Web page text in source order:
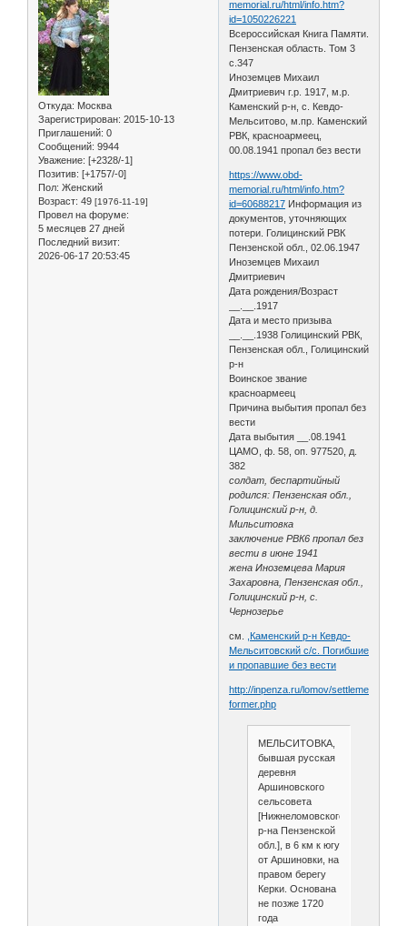
Откуда: Москва
Зарегистрирован: 2015-10-13
Приглашений: 0
Сообщений: 9944
Уважение: [+2328/-1]
Позитив: [+1757/-0]
Пол: Женский
Возраст: 49 [1976-11-19]
Провел на форуме:
5 месяцев 27 дней
Последний визит:
2026-06-17 20:53:45
memorial.ru/html/info.htm?
id=1050226221
Всероссийская Книга Памяти.
Пензенская область. Том 3
с.347
Иноземцев Михаил
Дмитриевич г.р. 1917, м.р.
Каменский р-н, с. Кевдо-
Мельситово, м.пр. Каменский
РВК, красноармеец,
00.08.1941 пропал без вести
https://www.obd-
memorial.ru/html/info.htm?
id=60688217 Информация из
документов, уточняющих
потери. Голицинский РВК
Пензенской обл., 02.06.1947
Иноземцев Михаил
Дмитриевич
Дата рождения/Возраст
__.__.1917
Дата и место призыва
__.__.1938 Голицинский РВК,
Пензенская обл., Голицинский
р-н
Воинское звание
красноармеец
Причина выбытия пропал без
вести
Дата выбытия __.08.1941
ЦАМО, ф. 58, оп. 977520, д.
382
солдат, беспартийный
родился: Пензенская обл.,
Голицинский р-н, д.
Мильситовка
заключение РВК6 пропал без
вести в июне 1941
жена Иноземцева Мария
Захаровна, Пензенская обл.,
Голицинский р-н, с.
Чернозерье
см.
,Каменский р-н Кевдо-
Мельситовский с/с. Погибшие
и пропавшие без вести
http://inpenza.ru/lomov/settlements-
former.php
МЕЛЬСИТОВКА,
бывшая русская
деревня
Аршиновского
сельсовета
[Нижнеломовского
р-на Пензенской
обл.], в 6 км к югу
от Аршиновки, на
правом берегу
Керки. Основана
не позже 1720
года